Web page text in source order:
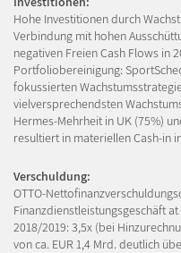
Hohe Investitionen durch
Verbindung mit hohen
negativen Freien Cash Flows in
Portfoliobereinigung:
fokussierten
vielversprechendsten
Hermes-Mehrheit in UK (75%)
resultiert in materiellen Cash-in
Verschuldung:
OTTO-
Finanzdienstleistungsgeschäft
2018/2019: 3,5x (bei
von ca. EUR 1,4 Mrd. deutlich